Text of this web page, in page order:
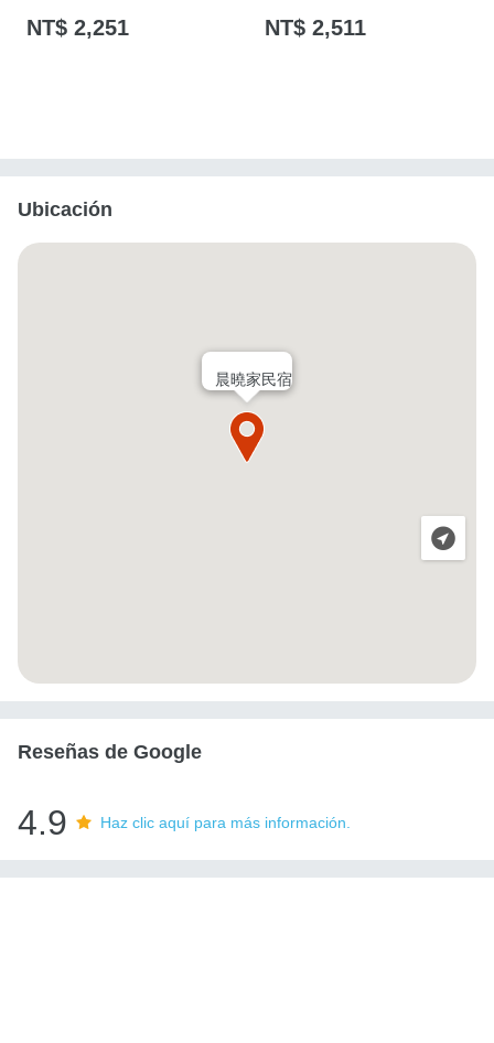
NT$ 2,251 NT$ 2,511
Ubicación
晨曉家民宿
Reseñas de Google
4.9 Haz clic aquí para más información.